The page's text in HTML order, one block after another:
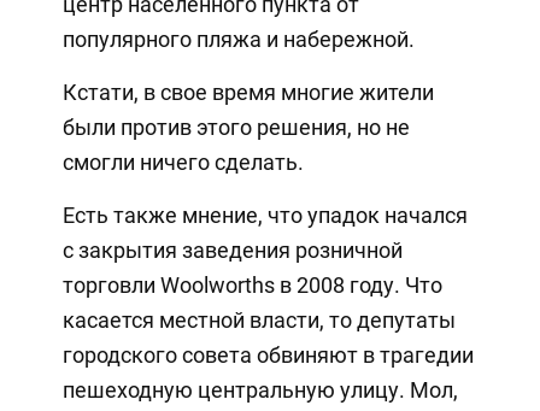
популярного пляжа и набережной.
Кстати, в свое время многие жители
были против этого решения, но не
смогли ничего сделать.
Есть также мнение, что упадок начался
с закрытия заведения розничной
торговли Woolworths в 2008 году. Что
касается местной власти, то депутаты
городского совета обвиняют в трагедии
пешеходную центральную улицу. Мол,